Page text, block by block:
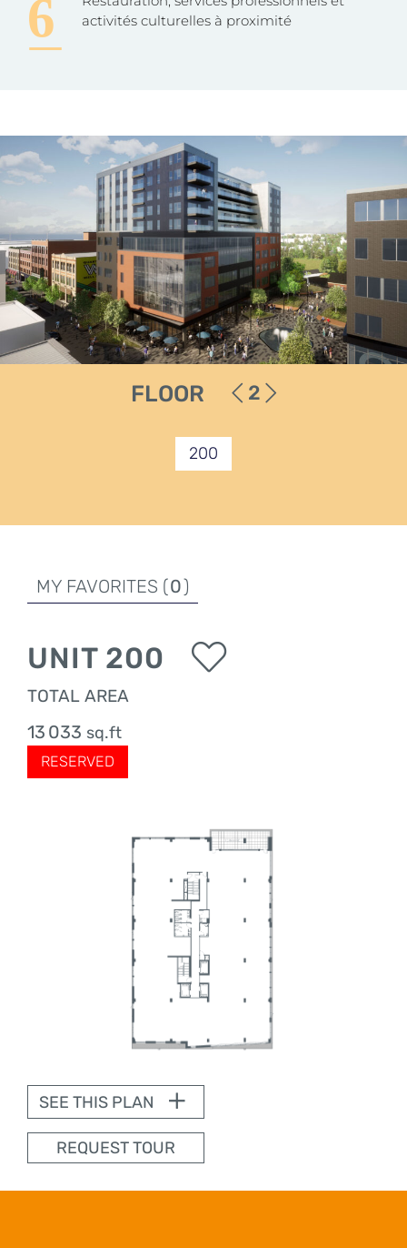
activités culturelles à proximité
200
FLOOR 2
MY FAVORITES (0)
UNIT 200
TOTAL AREA
13 033 sq.ft
RESERVED
SEE THIS PLAN
REQUEST TOUR